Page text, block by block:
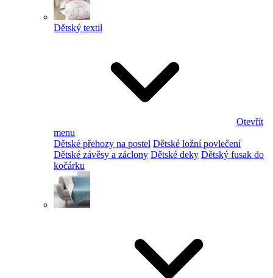
Dětský textil
Otevřít
menu
Dětské přehozy na postel Dětské ložní povlečení
Dětské závěsy a záclony Dětské deky Dětský fusak do
kočárku